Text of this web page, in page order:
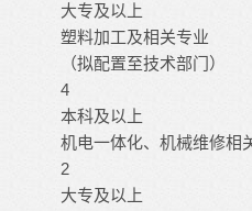
大专及以上
塑料加工及相关专业
（拟配置至技术部门）
4
本科及以上
机电一体化、机械维修相
2
大专及以上